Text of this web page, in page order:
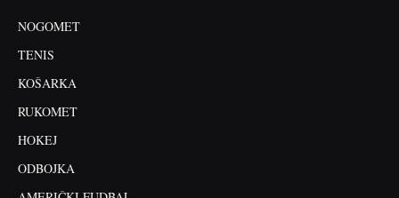
NOGOMET
TENIS
KOŠARKA
RUKOMET
HOKEJ
ODBOJKA